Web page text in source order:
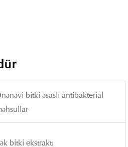
bitki əsaslı antibakterial
bitki ekstraktı